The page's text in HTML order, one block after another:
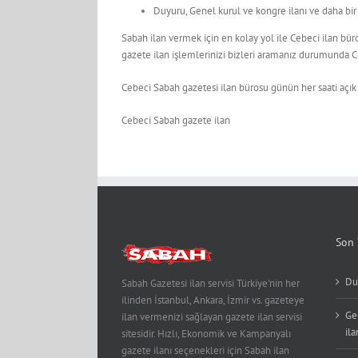
Duyuru, Genel kurul ve kongre ilanı ve daha
Sabah ilan vermek için en kolay yol ile Cebeci ilan
gazete ilan işlemlerinizi bizleri aramanız durumunda
Cebeci Sabah gazetesi ilan bürosu günün her saati
Cebeci Sabah gazete ilan
Sabah Gazetesi ilan servisi Türkiye'nin her
ilinden İstanbul, Ankara, İzmir vs. gazeteye
ilan vermenizi sağlayan gazete ilan servisi
sitesidir. Hızlı, Ekonomik ve Kampanyalı
gazete ilanı seçenekleri için Sabah ilan
Son